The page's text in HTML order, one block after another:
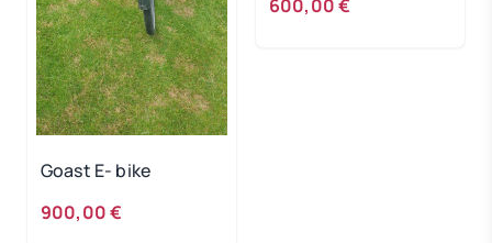
Goast E- bike
900,00 €
600,00 €